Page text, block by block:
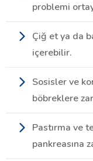
problemi
Çiğ et ya da
içerebilir.
Sosisler ve
böbreklere
Pastırma ve
pankreasına